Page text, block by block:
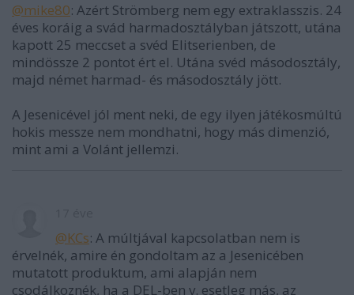
@mike80: Azért Strömberg nem egy extraklasszis. 24
éves koráig a svád harmadosztályban játszott, utána
kapott 25 meccset a svéd Elitserienben, de
mindössze 2 pontot ért el. Utána svéd másodosztály,
majd német harmad- és másodosztály jött.
A Jesenicével jól ment neki, de egy ilyen játékosmúltú
hokis messze nem mondhatni, hogy más dimenzió,
mint ami a Volánt jellemzi.
@KCs: A múltjával kapcsolatban nem is
érvelnék, amire én gondoltam az a Jesenicében
mutatott produktum, ami alapján nem
csodálkoznék, ha a DEL-ben v. esetleg más, az